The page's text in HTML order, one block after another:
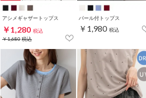
アシメギャザートップス
￥1,280 税込
￥1,680税込
パール付トップス
￥1,980 税込